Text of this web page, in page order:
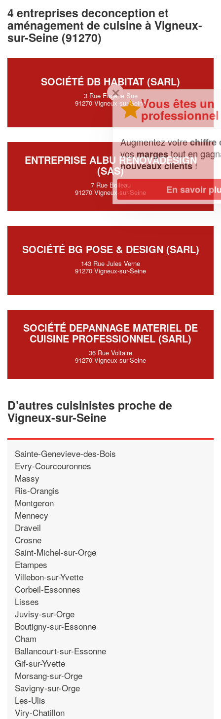
4 entreprises deconception et
aménagement de cuisine à Vigneux-
sur-Seine (91270)
SOCIÉTÉ DB HABITAT (SARL)
3 Rue Eugene Sue
91270 Vigneux-sur-Seine
ENTREPRISE ALBU RENOVADESIGN
(SAS)
7 Rue Boileau
91270 Vigneux-sur-Seine
SOCIÉTÉ BG POSE & DESIGN (SARL)
143 Rue Jules Verne
91270 Vigneux-sur-Seine
SOCIÉTÉ DEPANNAGE MATERIEL DE
CUISINE PROFESSIONNEL (SARL)
36 Rue Voltaire
91270 Vigneux-sur-Seine
D’autres cuisinistes proche de
Vigneux-sur-Seine
Sainte-Genevieve-des-Bois
Evry-Courcouronnes
Massy
Ris-Orangis
Montgeron
Mennecy
Draveil
Crosne
Saint-Michel-sur-Orge
Etampes
Villebon-sur-Yvette
Corbeil-Essonnes
Lisses
Juvisy-sur-Orge
Boutigny-sur-Essonne
Cham
Ballancourt-sur-Essonne
Gif-sur-Yvette
Morsang-sur-Orge
Savigny-sur-Orge
Les-Ulis
Viry-Chatillon
Vous êtes un
professionnel ?
Augmentez votrechiffre d'affaireset
vosmargestout en gagnant de
nouveaux clients!
En savoir plus